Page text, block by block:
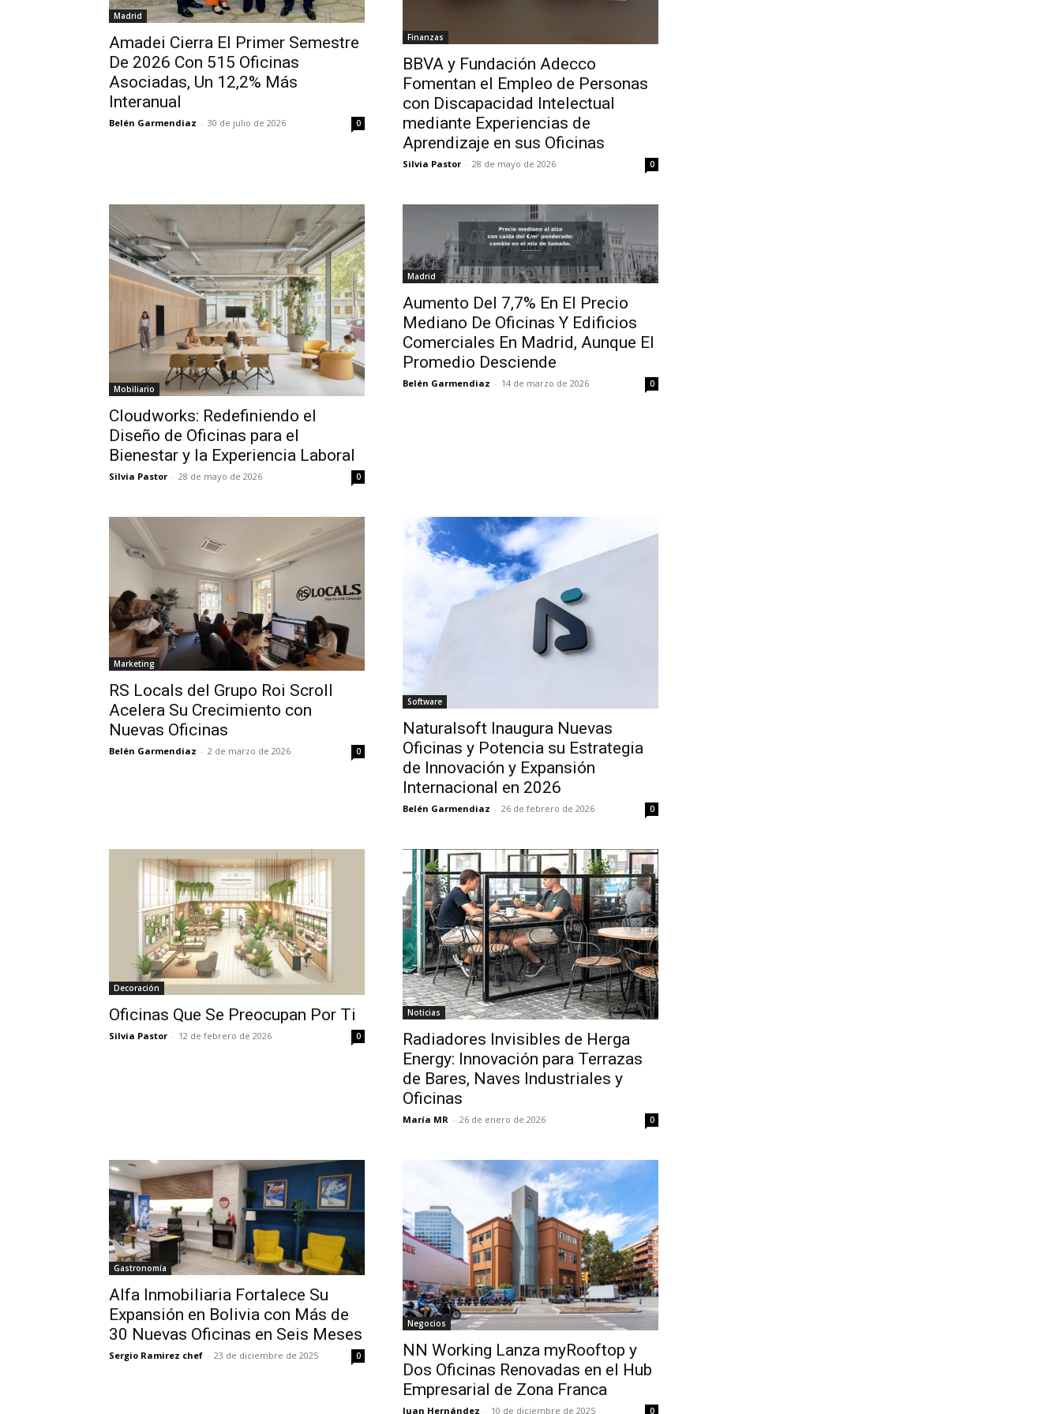
Madrid
Amadei Cierra El Primer Semestre
De 2026 Con 515 Oficinas
Asociadas, Un 12,2% Más
Interanual
Belén Garmendiaz - 30 de julio de 2026 0
Finanzas
BBVA y Fundación Adecco
Fomentan el Empleo de Personas
con Discapacidad Intelectual
mediante Experiencias de
Aprendizaje en sus Oficinas
Silvia Pastor - 28 de mayo de 2026 0
Mobiliario
Cloudworks: Redefiniendo el
Diseño de Oficinas para el
Bienestar y la Experiencia Laboral
Silvia Pastor - 28 de mayo de 2026 0
Madrid
Aumento Del 7,7% En El Precio
Mediano De Oficinas Y Edificios
Comerciales En Madrid, Aunque El
Promedio Desciende
Belén Garmendiaz - 14 de marzo de 2026 0
Marketing
RS Locals del Grupo Roi Scroll
Acelera Su Crecimiento con
Nuevas Oficinas
Belén Garmendiaz - 2 de marzo de 2026 0
Software
Naturalsoft Inaugura Nuevas
Oficinas y Potencia su Estrategia
de Innovación y Expansión
Internacional en 2026
Belén Garmendiaz - 26 de febrero de 2026 0
Decoración
Oficinas Que Se Preocupan Por Ti
Silvia Pastor - 12 de febrero de 2026 0
Noticias
Radiadores Invisibles de Herga
Energy: Innovación para Terrazas
de Bares, Naves Industriales y
Oficinas
María MR - 26 de enero de 2026 0
Gastronomía
Alfa Inmobiliaria Fortalece Su
Expansión en Bolivia con Más de
30 Nuevas Oficinas en Seis Meses
Sergio Ramirez chef - 23 de diciembre de 2025 0
Negocios
NN Working Lanza myRooftop y
Dos Oficinas Renovadas en el Hub
Empresarial de Zona Franca
Juan Hernández - 10 de diciembre de 2025 0